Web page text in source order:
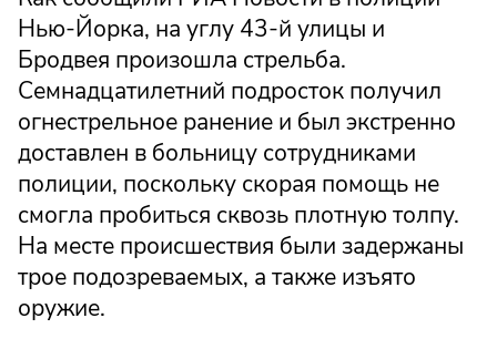
Нью-Йорка, на углу 43-й улицы и
Бродвея произошла стрельба.
Семнадцатилетний подросток получил
огнестрельное ранение и был экстренно
доставлен в больницу сотрудниками
полиции, поскольку скорая помощь не
смогла пробиться сквозь плотную толпу.
На месте происшествия были задержаны
трое подозреваемых, а также изъято
оружие.